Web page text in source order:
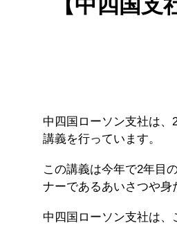
中四国ローソン支社は
講義を行っています。
この講義は今年で2年目
ナーであるあいさつや身
中四国ローソン支社は、